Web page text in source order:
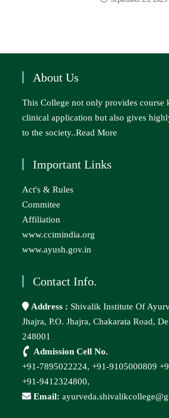
About Us
This College not only provides course
clinical application but also gives
to the society..Read More
Important Links
Act's & Rules
Commitee
Affiliation
www.ccimindia.org
www.ayush.gov.in
Contact Info.
Address : Shivalik Institute Of
Jhajra, P.O. Jhajra, Chakarata Road,
248001
Admission Cell No.
+91-7895022224,+91-9105000809
+91-9412324800,
Email: